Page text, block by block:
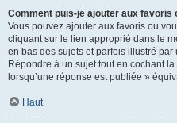
Comment puis-je ajouter aux favoris
Vous pouvez ajouter aux favoris ou
cliquant sur le lien approprié dans le
en bas des sujets et parfois illustré par
Répondre à un sujet tout en cochant
lorsqu’une réponse est publiée »
Haut